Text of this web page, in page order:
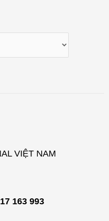
VIỆT NAM
163 993